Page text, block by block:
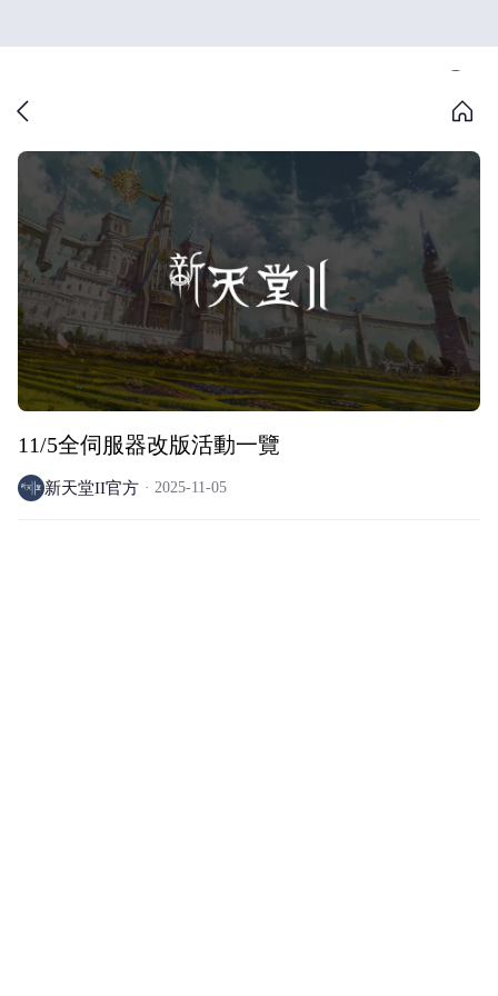
11/5全伺服器改版活動一覽
新天堂II官方 2025-11-05